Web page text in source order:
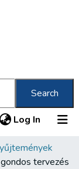
Search
Log In (current)
tervezés